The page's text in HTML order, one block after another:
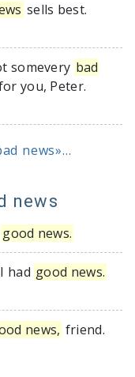
sells best.
somevery bad
you, Peter.
news»...
news
good news.
had good news.
news, friend.